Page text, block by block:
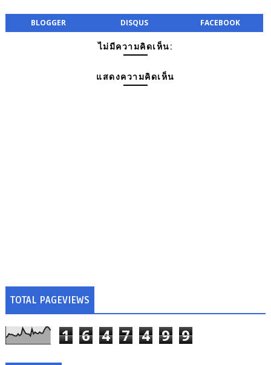
BLOGGER DISQUS FACEBOOK
ไม่มีความคิดเห็น:
แสดงความคิดเห็น
TOTAL PAGEVIEWS
1 6 4 7 4 9 9